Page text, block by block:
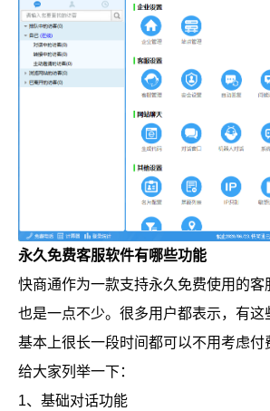
永久免费客服软件有哪些功能
快商通作为一款支持永久免费使用的客
也是一点不少。很多用户都表示，有这
基本上很长一段时间都可以不用考虑付
给大家列举一下：
1、基础对话功能